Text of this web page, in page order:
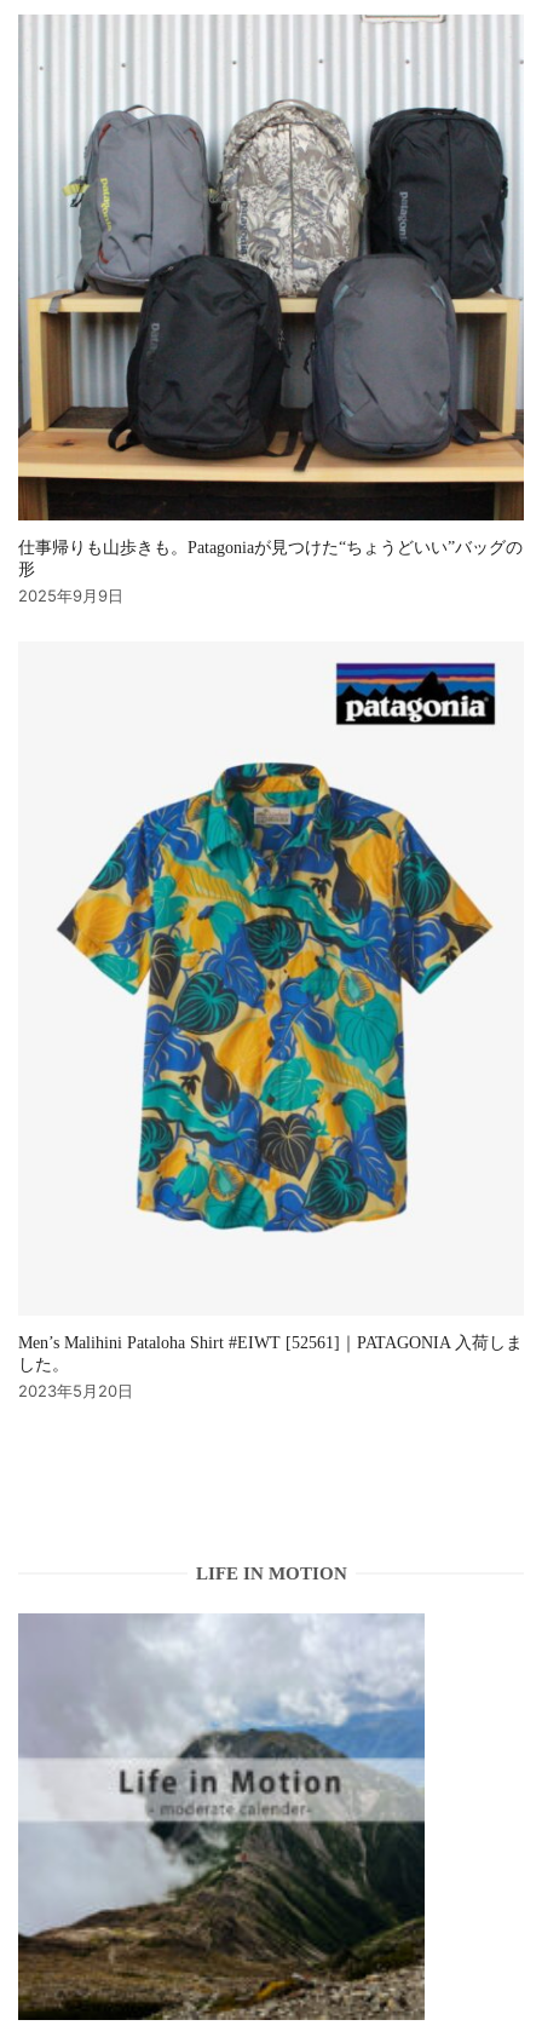
仕事帰りも山歩きも。Patagoniaが見つけた“ちょうどいい”バッグの
形
2025年9月9日
Men’s Malihini Pataloha Shirt #EIWT [52561]｜PATAGONIA 入荷しま
した。
2023年5月20日
LIFE IN MOTION